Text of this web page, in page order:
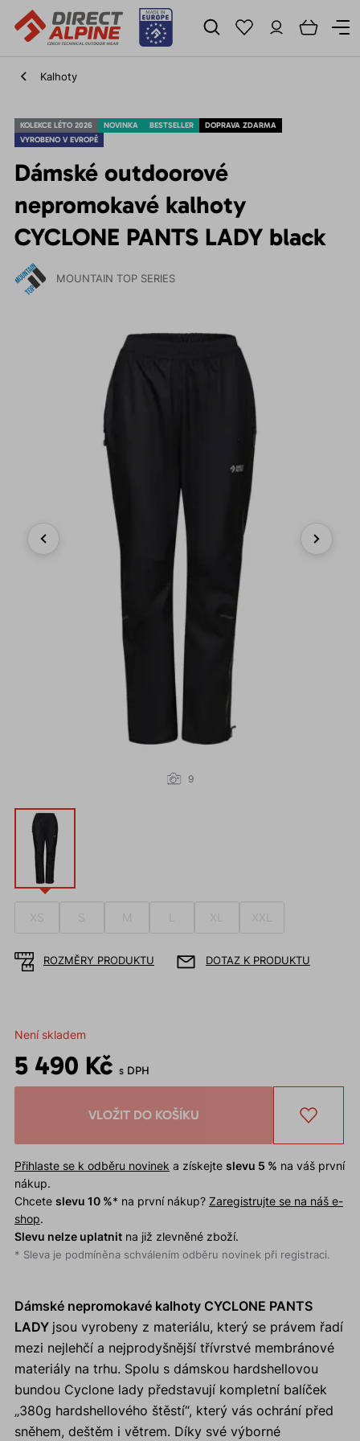
Kalhoty
KOLEKCE LÉTO 2026 NOVINKA BESTSELLER
DOPRAVA ZDARMA
VYROBENO V EVROPĚ
Dámské outdoorové
nepromokavé kalhoty
CYCLONE PANTS LADY black
MOUNTAIN TOP SERIES
9
XS S M XL XXL
ROZMĚRY PRODUKTU DOTAZ K PRODUKTU
Není skladem
5 490 Kč s DPH
VLOŽIT DO KOŠÍKU
Přihlaste se k odběru novinek a získejte slevu 5 % na váš první
nákup.
Chcete slevu 10 %* na první nákup? Zaregistrujte se na náš e-
shop.
Slevu nelze uplatnitna již zlevněné zboží.
* Sleva je podmíněna schválením odběru novinek při registraci.
Dámské nepromokavé kalhoty CYCLONE PANTS
LADY jsou vyrobeny z materiálu, který se právem řadí
mezi nejlehčí a nejprodyšnější třívrstvé membránové
materiály na trhu. Spolu s dámskou hardshellovou
bundou Cyclone lady představují kompletní balíček
„380g hardshellového štěstí“, který vás ochrání před
sněhem, deštěm i větrem. Díky své výborné